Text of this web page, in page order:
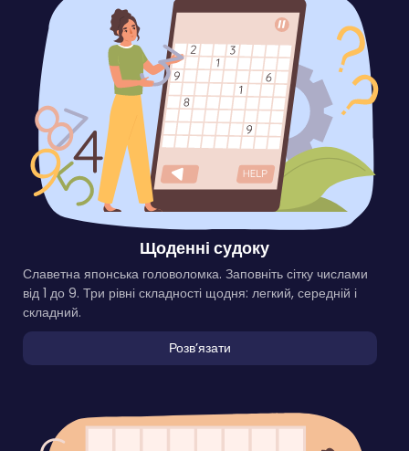
Щоденні судоку
Славетна японська головоломка. Заповніть сітку числами
від 1 до 9. Три рівні складності щодня: легкий, середній і
складний.
Розвʼязати